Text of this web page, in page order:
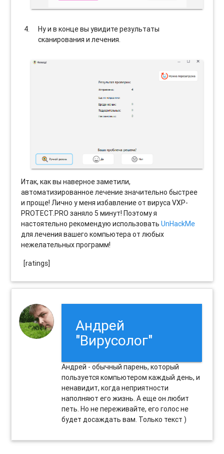
Ну и в конце вы увидите результаты
сканирования и лечения.
Итак, как вы наверное заметили,
автоматизированное лечение значительно быстрее
и проще! Лично у меня избавление от вируса VXP-
PROTECT.PRO заняло 5 минут! Поэтому я
настоятельно рекомендую использоватьUnHackMe
для лечения вашего компьютера от любых
нежелательных программ!
[ratings]
Андрей
"Вирусолог"
Андрей - обычный парень, который
пользуется компьютером каждый день, и
ненавидит, когда неприятности
наполняют его жизнь. А еще он любит
петь. Но не переживайте, его голос не
будет досаждать вам. Только текст )